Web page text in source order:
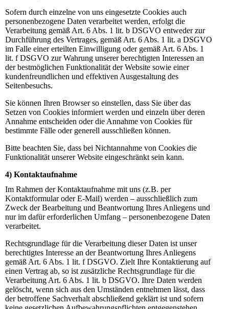
Sofern durch einzelne von uns eingesetzte Cookies auch
personenbezogene Daten verarbeitet werden, erfolgt die
Verarbeitung gemäß Art. 6 Abs. 1 lit. b DSGVO entweder zur
Durchführung des Vertrages, gemäß Art. 6 Abs. 1 lit. a DSGVO
im Falle einer erteilten Einwilligung oder gemäß Art. 6 Abs. 1
lit. f DSGVO zur Wahrung unserer berechtigten Interessen an
der bestmöglichen Funktionalität der Website sowie einer
kundenfreundlichen und effektiven Ausgestaltung des
Seitenbesuchs.
Sie können Ihren Browser so einstellen, dass Sie über das
Setzen von Cookies informiert werden und einzeln über deren
Annahme entscheiden oder die Annahme von Cookies für
bestimmte Fälle oder generell ausschließen können.
Bitte beachten Sie, dass bei Nichtannahme von Cookies die
Funktionalität unserer Website eingeschränkt sein kann.
4) Kontaktaufnahme
Im Rahmen der Kontaktaufnahme mit uns (z.B. per
Kontaktformular oder E-Mail) werden – ausschließlich zum
Zweck der Bearbeitung und Beantwortung Ihres Anliegens und
nur im dafür erforderlichen Umfang – personenbezogene Daten
verarbeitet.
Rechtsgrundlage für die Verarbeitung dieser Daten ist unser
berechtigtes Interesse an der Beantwortung Ihres Anliegens
gemäß Art. 6 Abs. 1 lit. f DSGVO. Zielt Ihre Kontaktierung auf
einen Vertrag ab, so ist zusätzliche Rechtsgrundlage für die
Verarbeitung Art. 6 Abs. 1 lit. b DSGVO. Ihre Daten werden
gelöscht, wenn sich aus den Umständen entnehmen lässt, dass
der betroffene Sachverhalt abschließend geklärt ist und sofern